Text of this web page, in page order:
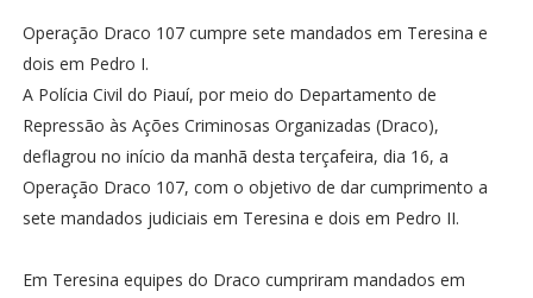
Operação Draco 107 cumpre sete mandados em Teresina e
dois em Pedro I.
A Polícia Civil do Piauí, por meio do Departamento de
Repressão às Ações Criminosas Organizadas (Draco),
deflagrou no início da manhã desta terçafeira, dia 16, a
Operação Draco 107, com o objetivo de dar cumprimento a
sete mandados judiciais em Teresina e dois em Pedro II.
Em Teresina equipes do Draco cumpriram mandados em